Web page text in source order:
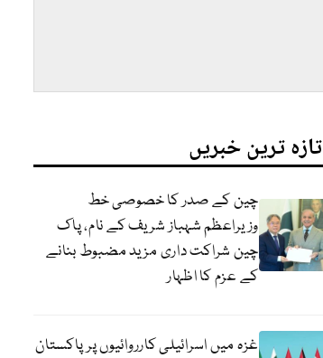
تازہ ترین خبریں
چین کے صدر کا خصوصی خط
وزیراعظم شہباز شریف کے نام، پاک
چین شراکت داری مزید مضبوط بنانے
کے عزم کا اظہار
غزہ میں اسرائیلی کارروائیوں پر پاکستان